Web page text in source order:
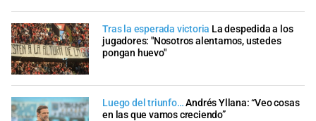
Tras la esperada victoria La despedida a los
jugadores: "Nosotros alentamos, ustedes
pongan huevo"
Luego del triunfo… Andrés Yllana: “Veo cosas
en las que vamos creciendo”